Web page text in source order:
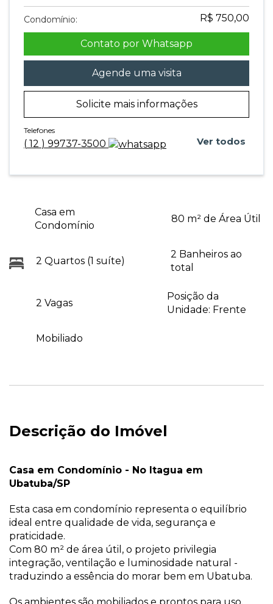
Condomínio: R$ 750,00
Contato por Whatsapp
Agende uma visita
Solicite mais informações
Telefones
( 12 ) 99737-3500 Ver todos
Casa em
Condomínio
80 m² de Área Útil
2 Quartos (1 suíte)
2 Banheiros ao
total
2 Vagas
Posição da
Unidade: Frente
Mobiliado
Descrição do Imóvel
Casa em Condomínio - No Itagua em
Ubatuba/SP
Esta casa em condomínio representa o equilíbrio
ideal entre qualidade de vida, segurança e
praticidade.
Com 80 m² de área útil, o projeto privilegia
integração, ventilação e luminosidade natural -
traduzindo a essência do morar bem em Ubatuba.